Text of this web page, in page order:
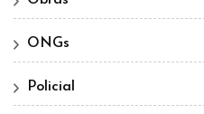
ONGs
Policial